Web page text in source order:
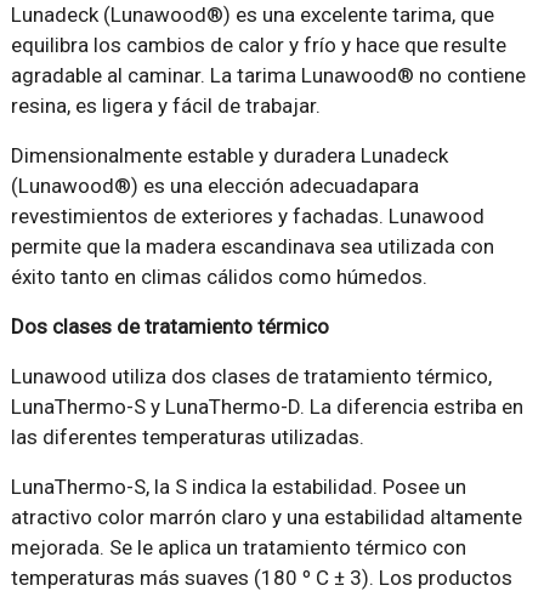
Lunadeck (Lunawood®) es una excelente tarima, que
equilibra los cambios de calor y frío y hace que resulte
agradable al caminar. La tarima Lunawood® no contiene
resina, es ligera y fácil de trabajar.
Dimensionalmente estable y duradera Lunadeck
(Lunawood®) es una elección adecuadapara
revestimientos de exteriores y fachadas. Lunawood
permite que la madera escandinava sea utilizada con
éxito tanto en climas cálidos como húmedos.
Dos clases de tratamiento térmico
Lunawood utiliza dos clases de tratamiento térmico,
LunaThermo-S y LunaThermo-D. La diferencia estriba en
las diferentes temperaturas utilizadas.
LunaThermo-S, la S indica la estabilidad. Posee un
atractivo color marrón claro y una estabilidad altamente
mejorada. Se le aplica un tratamiento térmico con
temperaturas más suaves (180 º C ± 3). Los productos